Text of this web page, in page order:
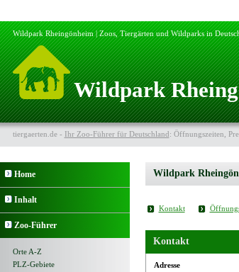
Wildpark Rheingönheim | Zoos, Tiergärten und Wildparks in
Wildpark
tiergaerten.de - Ihr Zoo-Führer für Deutschland: Öffnungszeiten,
Home
Inhalt
Zoo-Führer
Orte A-Z
PLZ-Gebiete
Wildpark
Kontakt
Kontakt
Adresse